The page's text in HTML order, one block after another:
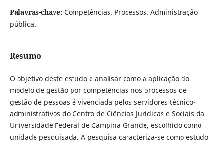
Palavras-chave: Competências. Processos. Administração
pública.
Resumo
O objetivo deste estudo é analisar como a aplicação do
modelo de gestão por competências nos processos de
gestão de pessoas é vivenciada pelos servidores técnico-
administrativos do Centro de Ciências Jurídicas e Sociais da
Universidade Federal de Campina Grande, escolhido como
unidade pesquisada. A pesquisa caracteriza-se como estudo